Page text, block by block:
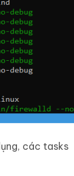
các tasks